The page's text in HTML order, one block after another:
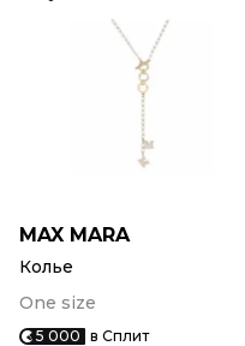
MAX MARA
Колье
One size
5 000 в Сплит